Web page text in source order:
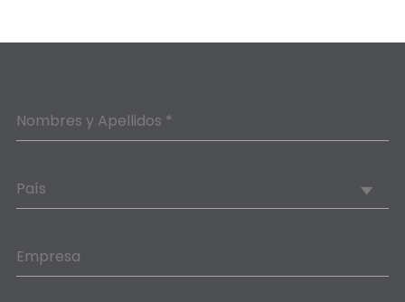
Nombres y Apellidos *
País
Empresa